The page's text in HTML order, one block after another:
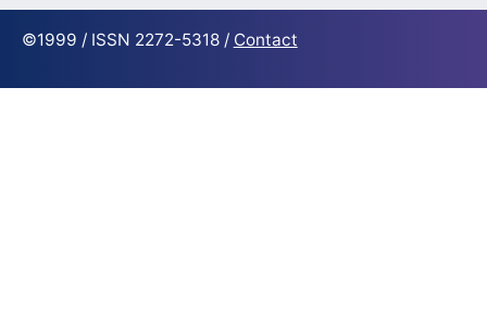
©1999 / ISSN 2272-5318 / Contact